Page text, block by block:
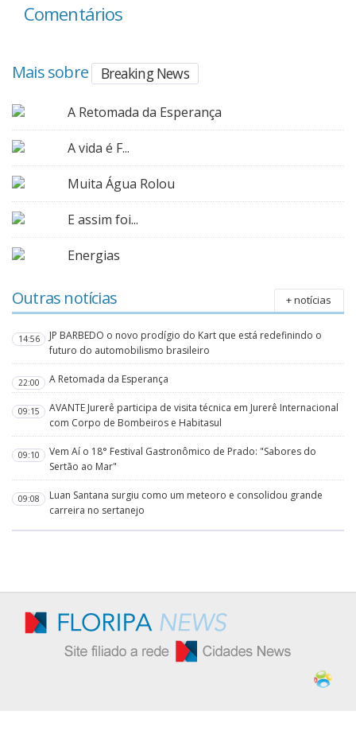
Comentários
Mais sobre Breaking News
A Retomada da Esperança
A vida é F...
Muita Água Rolou
E assim foi...
Energias
Outras notícias + notícias
14:56
JP BARBEDO o novo prodígio do Kart que está redefinindo o
futuro do automobilismo brasileiro
22:00 A Retomada da Esperança
09:15
AVANTE Jurerê participa de visita técnica em Jurerê Internacional
com Corpo de Bombeiros e Habitasul
09:10
Vem Aí o 18° Festival Gastronômico de Prado: "Sabores do
Sertão ao Mar"
09:08
Luan Santana surgiu como um meteoro e consolidou grande
carreira no sertanejo